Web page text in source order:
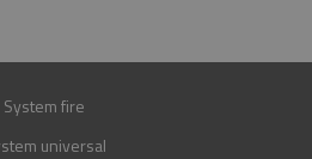
System fire
universal